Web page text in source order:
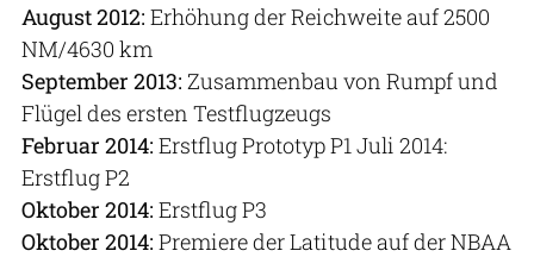
August 2012: Erhöhung der Reichweite auf 2500
NM/4630 km
September 2013: Zusammenbau von Rumpf und
Flügel des ersten Testflugzeugs
Februar 2014: Erstflug Prototyp P1 Juli 2014:
Erstflug P2
Oktober 2014: Erstflug P3
Oktober 2014: Premiere der Latitude auf der NBAA